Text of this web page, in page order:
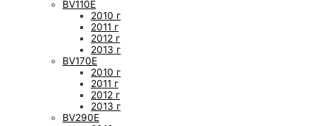
BV110E
2010 г
2011 г
2012 г
2013 г
BV170E
2010 г
2011 г
2012 г
2013 г
BV290E